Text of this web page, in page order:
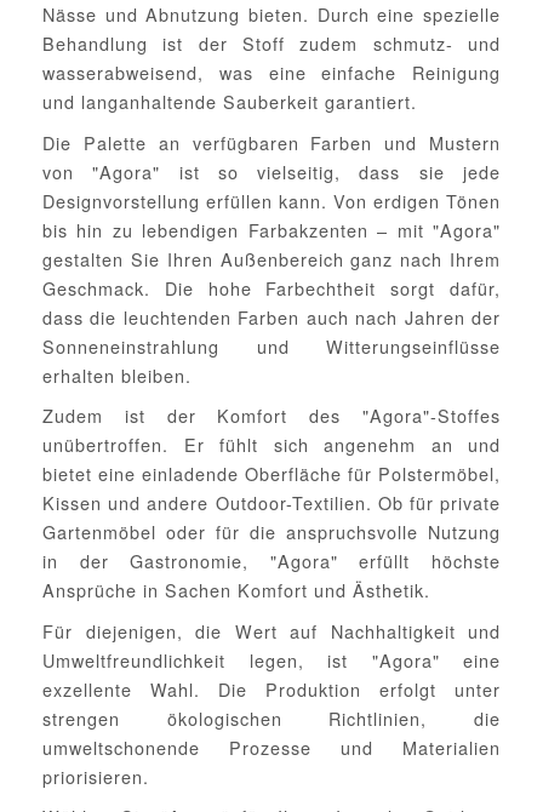
Nässe und Abnutzung bieten. Durch eine spezielle
Behandlung ist der Stoff zudem schmutz- und
wasserabweisend, was eine einfache Reinigung
und langanhaltende Sauberkeit garantiert.
Die Palette an verfügbaren Farben und Mustern
von "Agora" ist so vielseitig, dass sie jede
Designvorstellung erfüllen kann. Von erdigen Tönen
bis hin zu lebendigen Farbakzenten – mit "Agora"
gestalten Sie Ihren Außenbereich ganz nach Ihrem
Geschmack. Die hohe Farbechtheit sorgt dafür,
dass die leuchtenden Farben auch nach Jahren der
Sonneneinstrahlung und Witterungseinflüsse
erhalten bleiben.
Zudem ist der Komfort des "Agora"-Stoffes
unübertroffen. Er fühlt sich angenehm an und
bietet eine einladende Oberfläche für Polstermöbel,
Kissen und andere Outdoor-Textilien. Ob für private
Gartenmöbel oder für die anspruchsvolle Nutzung
in der Gastronomie, "Agora" erfüllt höchste
Ansprüche in Sachen Komfort und Ästhetik.
Für diejenigen, die Wert auf Nachhaltigkeit und
Umweltfreundlichkeit legen, ist "Agora" eine
exzellente Wahl. Die Produktion erfolgt unter
strengen ökologischen Richtlinien, die
umweltschonende Prozesse und Materialien
priorisieren.